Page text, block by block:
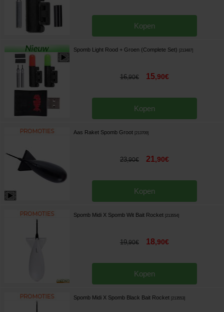
Kopen
Spomb Light Rood + Groen (Complete Set) [213487]
16,90€ 15,90€
Kopen
Aas Raket Spomb Groot [213709]
23,90€ 21,90€
Kopen
Spomb Midi X Spomb Wit Bait Rocket [213554]
19,90€ 18,90€
Kopen
Spomb Midi X Spomb Black Bait Rocket [213553]